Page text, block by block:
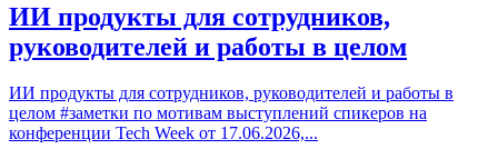
ИИ продукты для сотрудников,
руководителей и работы в целом
ИИ продукты для сотрудников, руководителей и работы в
целом #заметки по мотивам выступлений спикеров на
конференции Tech Week от 17.06.2026,...